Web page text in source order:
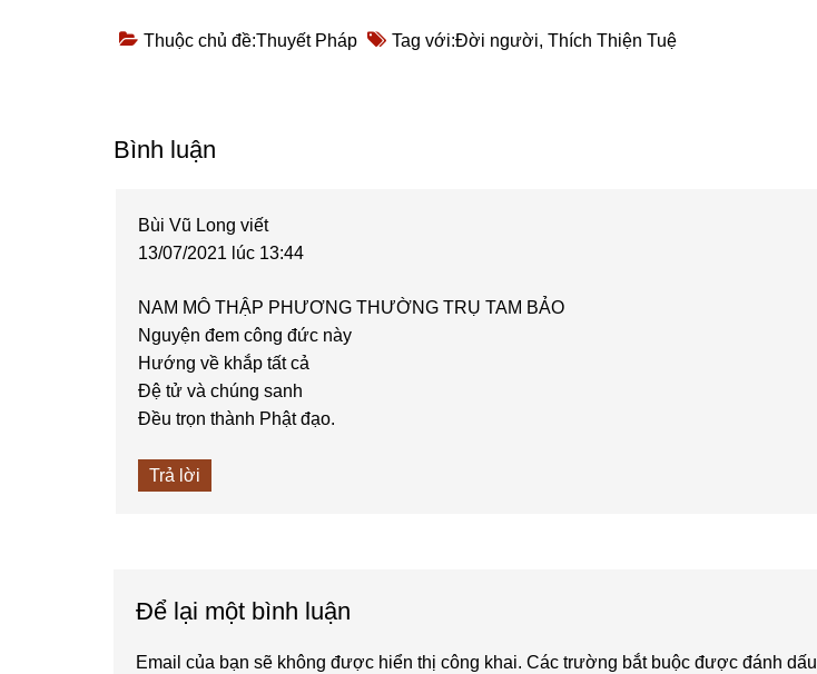
Thuộc chủ đề:Thuyết Pháp Tag với:Đời người, Thích Thiện Tuệ
Reader
Bình luận
Bùi Vũ Long viết
13/07/2021 lúc 13:44
NAM MÔ THẬP PHƯƠNG THƯỜNG TRỤ TAM BẢO
Nguyện đem công đức này
Hướng về khắp tất cả
Đệ tử và chúng sanh
Đều trọn thành Phật đạo.
Trả lời
Để lại một bình luận
Email của bạn sẽ không được hiển thị công khai. Các trường bắt buộc được đánh dấu